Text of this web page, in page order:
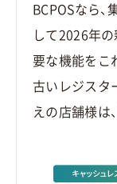
BCPOSなら、
して2026年
要な機能をこ
古いレジスタ
えの店舗様は